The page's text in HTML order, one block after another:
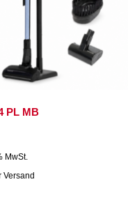
PL MB
MwSt.
Versand